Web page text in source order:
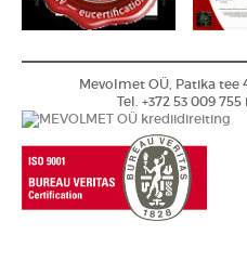
Mevolmet OÜ, Patika tee
Tel. +372 53 009 755